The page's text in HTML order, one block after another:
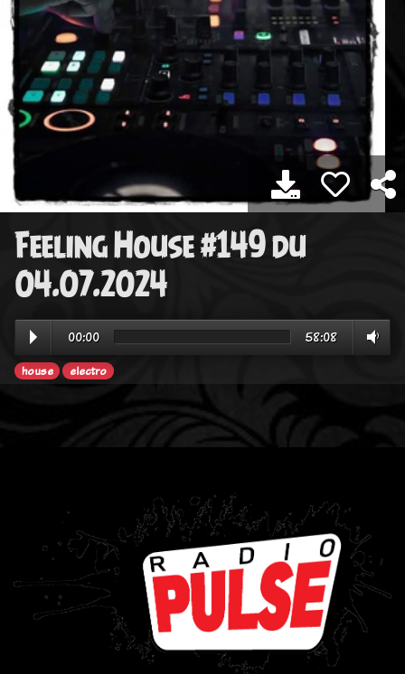
Feeling House #149 du
04.07.2024
00:00 58:08
house electro